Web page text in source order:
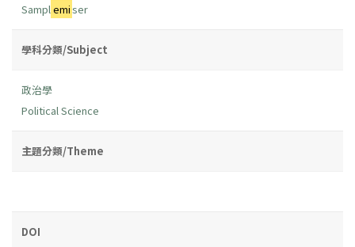
Sampl emiser
學科分類/Subject
政治學
Political Science
主題分類/Theme
DOI